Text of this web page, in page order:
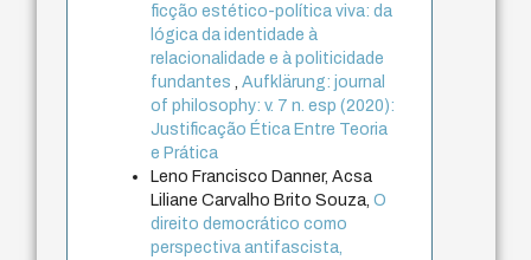
ficção estético-política viva: da
lógica da identidade à
relacionalidade e à politicidade
fundantes
,Aufklärung: journal
of philosophy: v. 7 n. esp (2020):
Justificação Ética Entre Teoria
e Prática
Leno Francisco Danner, Acsa
Liliane Carvalho Brito Souza,O
direito democrático como
perspectiva antifascista,